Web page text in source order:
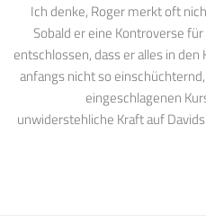
Ich denke, Roger merkt oft
Sobald er eine Kontroverse
entschlossen, dass er alles in
anfangs nicht so
eingeschlagenen
unwiderstehliche Kraft auf